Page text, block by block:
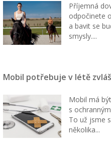
Příjemná
odpočinete
a bavit se
smysly....
Mobil potřebuje v létě
Mobil má
s
To už jsme
několika...